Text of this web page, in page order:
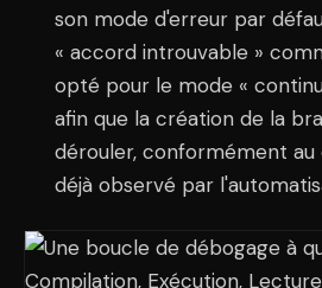
son mode d'erreur par
« accord introuvable »
opté pour le mode «
afin que la création de la
dérouler, conformément
déjà observé par